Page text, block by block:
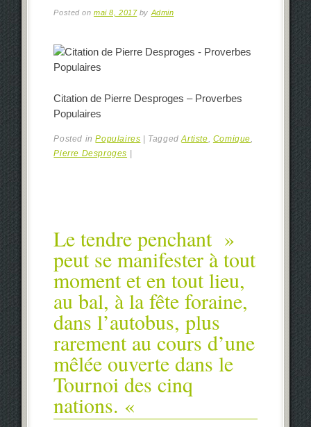
Posted onmai 8, 2017 by Admin
Citation de Pierre Desproges – Proverbes
Populaires
Posted inPopulaires TaggedArtiste, Comique,
Pierre Desproges
Le tendre penchant »
peut se manifester à tout
moment et en tout lieu,
au bal, à la fête foraine,
dans l’autobus, plus
rarement au cours d’une
mêlée ouverte dans le
Tournoi des cinq
nations. «